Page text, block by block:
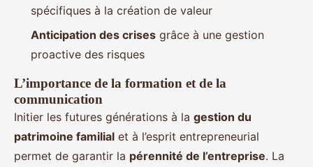
spécifiques à la création de valeur
Anticipation des crises grâce à une gestion
proactive des risques
L’importance de la formation et de la
communication
Initier les futures générations à la gestion du
patrimoine familial et à l’esprit entrepreneurial
permet de garantir la pérennité de l’entreprise. La